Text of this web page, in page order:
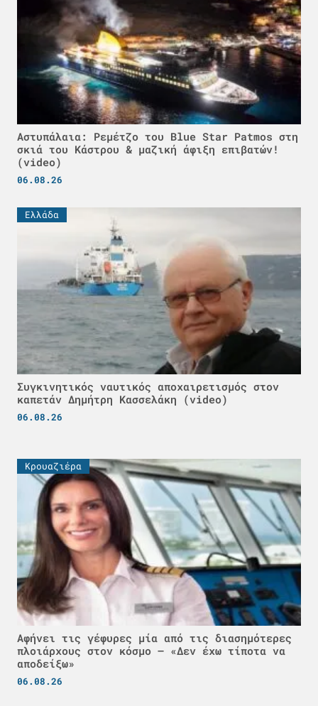
Αστυπάλαια: Ρεμέτζο του Blue Star Patmos στη
σκιά του Κάστρου & μαζική άφιξη επιβατών!
(video)
06.08.26
Ελλάδα
Συγκινητικός ναυτικός αποχαιρετισμός στον
καπετάν Δημήτρη Κασσελάκη (video)
06.08.26
Κρουαζιέρα
Αφήνει τις γέφυρες μία από τις διασημότερες
πλοιάρχους στον κόσμο – «Δεν έχω τίποτα να
αποδείξω»
06.08.26